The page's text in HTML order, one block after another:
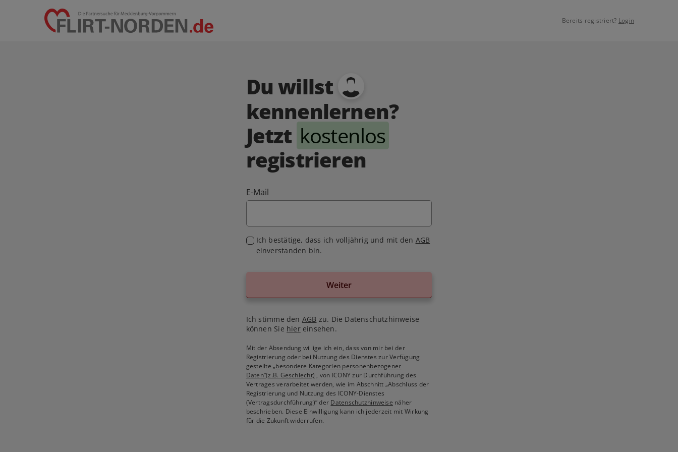
Bereits registriert? Login
Du willst
kennenlernen?
Jetzt kostenlos
registrieren
E-Mail
Ich bestätige, dass ich volljährig und mit den AGB
einverstanden bin.
Weiter
Ich stimme den AGB zu. Die Datenschutzhinweise
können Sie hiereinsehen.
Mit der Absendung willige ich ein, dass von mir bei der
Registrierung oder bei Nutzung des Dienstes zur Verfügung
gestellte„besondere Kategorien personenbezogener
Daten“(z.B. Geschlecht) , von ICONY zur Durchführung des
Vertrages verarbeitet werden, wie im Abschnitt „Abschluss der
Registrierung und Nutzung des ICONY-Dienstes
(Vertragsdurchführung)“ der Datenschutzhinweise näher
beschrieben. Diese Einwilligung kann ich jederzeit mit Wirkung
für die Zukunft widerrufen.